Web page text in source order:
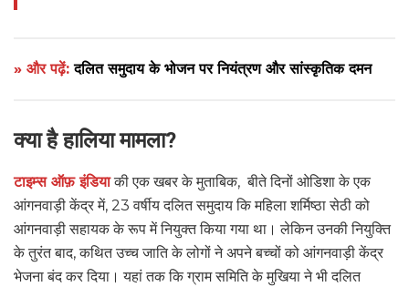
» और पढ़ें:दलित समुदाय के भोजन पर नियंत्रण और सांस्कृतिक दमन
क्या है हालिया मामला?
टाइम्स ऑफ़ इंडियाकी एक खबर के मुताबिक, बीते दिनों ओडिशा के एक
आंगनवाड़ी केंद्र में, 23 वर्षीय दलित समुदाय कि महिला शर्मिष्ठा सेठी को
आंगनवाड़ी सहायक के रूप में नियुक्त किया गया था। लेकिन उनकी नियुक्ति
के तुरंत बाद, कथित उच्च जाति के लोगों ने अपने बच्चों को आंगनवाड़ी केंद्र
भेजना बंद कर दिया। यहां तक कि ग्राम समिति के मुखिया ने भी दलित